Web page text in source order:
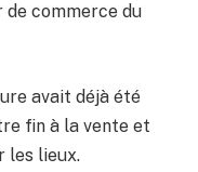
commerce du
avait déjà été
fin à la vente et
les lieux.